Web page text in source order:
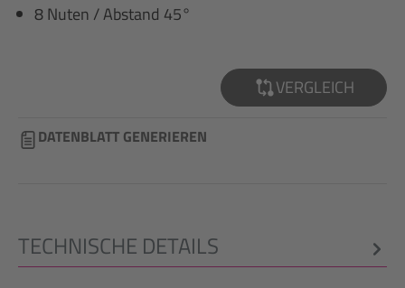
8 Nuten / Abstand 45°
VERGLEICH
DATENBLATT GENERIEREN
TECHNISCHE DETAILS